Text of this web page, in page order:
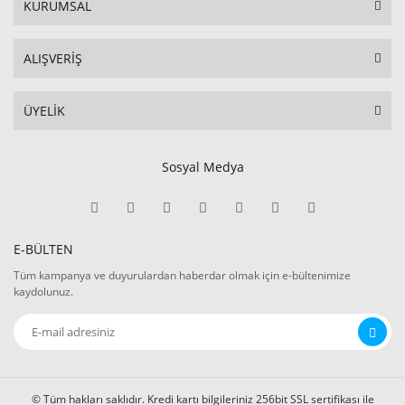
KURUMSAL
ALIŞVERİŞ
ÜYELİK
Sosyal Medya
E-BÜLTEN
Tüm kampanya ve duyurulardan haberdar olmak için e-bültenimize
kaydolunuz.
© Tüm hakları saklıdır. Kredi kartı bilgileriniz 256bit SSL sertifikası ile